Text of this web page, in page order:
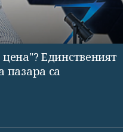
Единственият
пазара са